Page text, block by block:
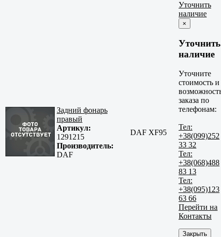
Задний фонарь
правый
Артикул:
1291215
Производитель:
DAF
DAF XF95
Уточнить
наличие
×
Уточнить
наличие
Уточните
стоимость и
заказа по
телефонам:
Тел:
+38(099)252
33 32
Тел:
+38(068)488
83 13
Тел:
+38(095)123
63 66
Перейти на
Контакты
Закрыть